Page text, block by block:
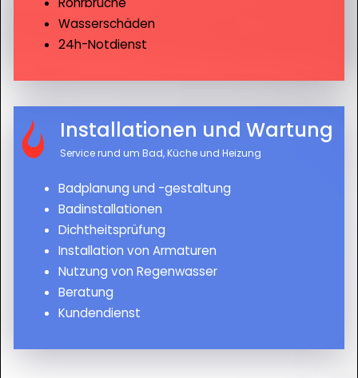
Wasserschäden
24h-Notdienst
Installationen und Wartung
Service rund um Bad, Küche und Heizung
Badplanung und -gestaltung
Badinstallationen
Dichtheitsprüfung
Installation von Armaturen
Nutzung von Regenwasser
Beratung
Kundendienst